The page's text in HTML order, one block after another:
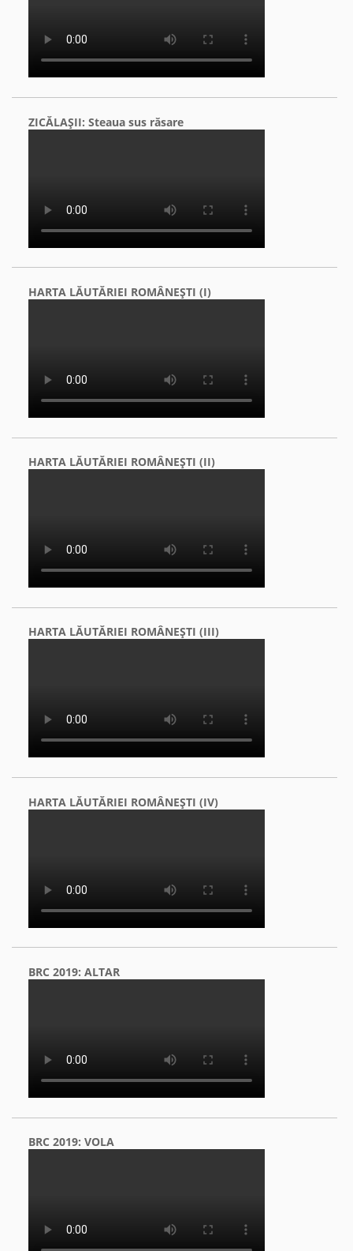
ZICĂLAŞII: Steaua sus răsare
HARTA LĂUTĂRIEI ROMÂNEŞTI (I)
HARTA LĂUTĂRIEI ROMÂNEŞTI (II)
HARTA LĂUTĂRIEI ROMÂNEŞTI (III)
HARTA LĂUTĂRIEI ROMÂNEŞTI (IV)
BRC 2019: ALTAR
BRC 2019: VOLA